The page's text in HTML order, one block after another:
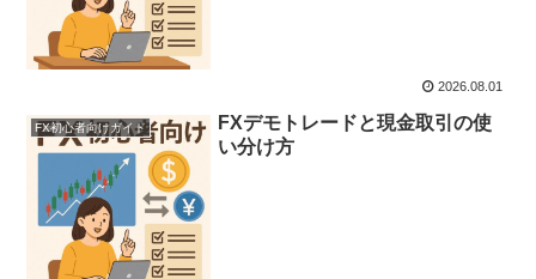
2026.08.01
FX初心者向けガイド
FXデモトレードと現金取引の使
い分け方